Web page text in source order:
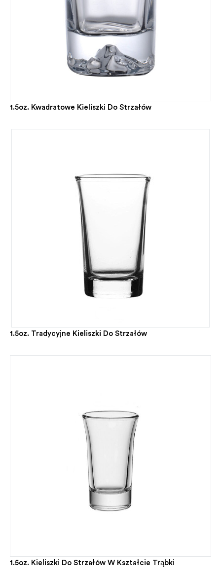
1.5oz. Kwadratowe Kieliszki Do Strzałów
1.5oz. Tradycyjne Kieliszki Do Strzałów
1.5oz. Kieliszki Do Strzałów W Kształcie Trąbki